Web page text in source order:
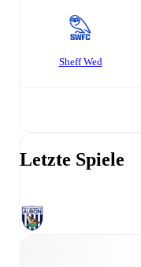
Sheff Wed
Letzte Spiele